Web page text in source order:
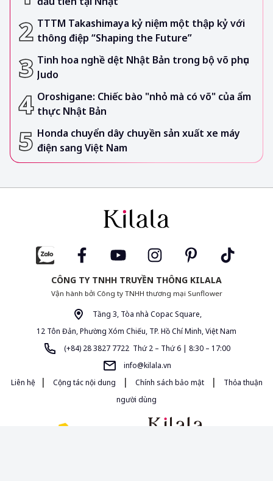
TTTM Takashimaya kỷ niệm một thập kỷ với
thông điệp “Shaping the Future”
Tinh hoa nghề dệt Nhật Bản trong bộ võ phục
Judo
Oroshigane: Chiếc bào "nhỏ mà có võ" của ẩm
thực Nhật Bản
Honda chuyển dây chuyền sản xuất xe máy
điện sang Việt Nam
CÔNG TY TNHH TRUYỀN THÔNG KILALA
Vận hành bởi Công ty TNHH thương mại Sunflower
Tầng 3, Tòa nhà Copac Square,
12 Tôn Đản, Phường Xóm Chiếu, TP. Hồ Chí Minh, Việt Nam
(+84) 28 3827 7722 Thứ 2 – Thứ 6 | 8:30 – 17:00
info@kilala.vn
Liên hệ
| Cộng tác nội dung | Chính sách bảo mật |
Thỏa thuận
người dùng